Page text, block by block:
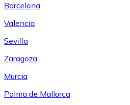
Barcelona
Valencia
Sevilla
Zaragoza
Murcia
Palma de Mallorca